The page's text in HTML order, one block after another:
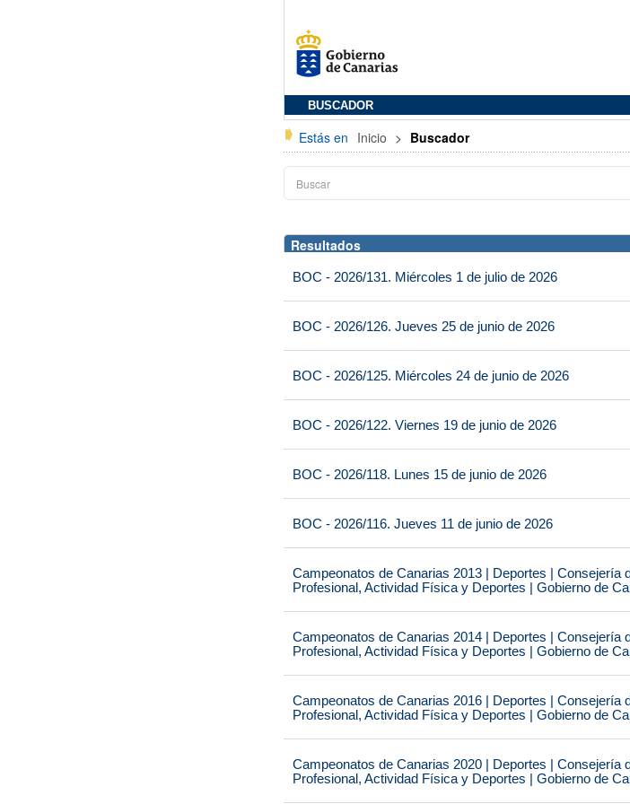
BUSCADOR
Estás en Inicio > Buscador
Resultados
BOC - 2026/131. Miércoles 1 de julio de 2026
BOC - 2026/126. Jueves 25 de junio de 2026
BOC - 2026/125. Miércoles 24 de junio de 2026
BOC - 2026/122. Viernes 19 de junio de 2026
BOC - 2026/118. Lunes 15 de junio de 2026
BOC - 2026/116. Jueves 11 de junio de 2026
Campeonatos de Canarias 2013 | Deportes | Consejería
Profesional, Actividad Física y Deportes | Gobierno de
Campeonatos de Canarias 2014 | Deportes | Consejería
Profesional, Actividad Física y Deportes | Gobierno de
Campeonatos de Canarias 2016 | Deportes | Consejería
Profesional, Actividad Física y Deportes | Gobierno de
Campeonatos de Canarias 2020 | Deportes | Consejería
Profesional, Actividad Física y Deportes | Gobierno de